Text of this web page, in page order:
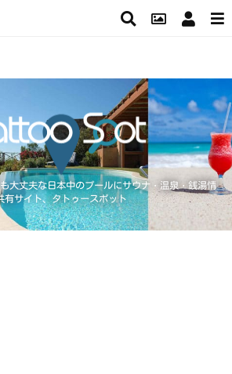
大丈夫な日本中のプールにサウナ・温泉・銭湯情
有サイト、タトゥースポット